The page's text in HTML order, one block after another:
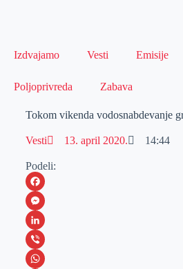
Izdvajamo Vesti Emisije
Poljoprivreda Zabava
Tokom vikenda vodosnabdevanje
Vesti 13. april 2020. 14:44
Podeli:
F
a
c
e
M
e
s
L
iV